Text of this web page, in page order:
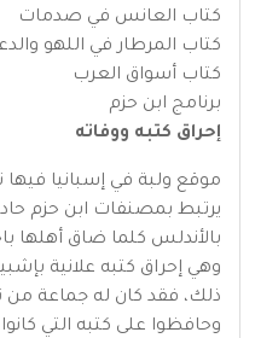
كتاب العانس في صدمات
كتاب المرطار في اللهو
كتاب أسواق العرب
برنامج ابن حزم
إحراق كتبه ووفاته
موقع ولبة في إسبانيا فيها
يرتبط بمصنفات ابن حزم
بالأندلس كلما ضاق أهلها
وهي إحراق كتبه علانية
ذلك، فقد كان له جماعة من
وحافظوا على كتبه التي